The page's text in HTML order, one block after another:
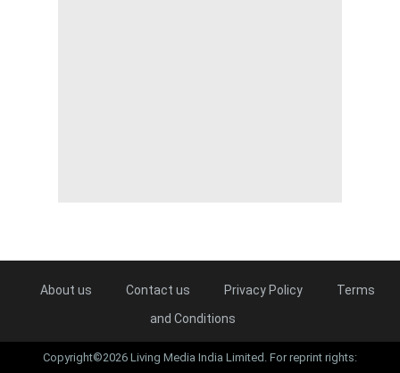
About us Contact us Privacy Policy
Terms
and Conditions
Copyright©2026 Living Media India Limited. For reprint rights: